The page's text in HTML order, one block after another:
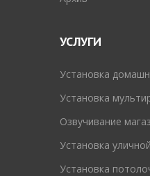
УСЛУГИ
Установка
Установка
Озвучивание
Установка
Установка